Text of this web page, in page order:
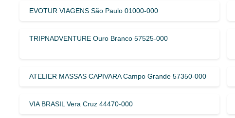
EVOTUR VIAGENS São Paulo 01000-000
TRIPNADVENTURE Ouro Branco 57525-000
ATELIER MASSAS CAPIVARA Campo Grande 57350-000
VIA BRASIL Vera Cruz 44470-000